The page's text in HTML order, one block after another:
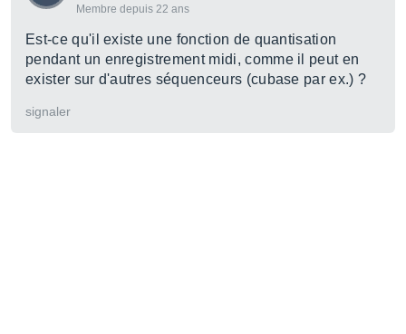
Membre depuis 22 ans
Est-ce qu'il existe une fonction de quantisation
pendant un enregistrement midi, comme il peut en
exister sur d'autres séquenceurs (cubase par ex.) ?
signaler